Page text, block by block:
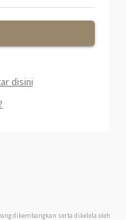
disini
dikembangkan serta dikelola oleh